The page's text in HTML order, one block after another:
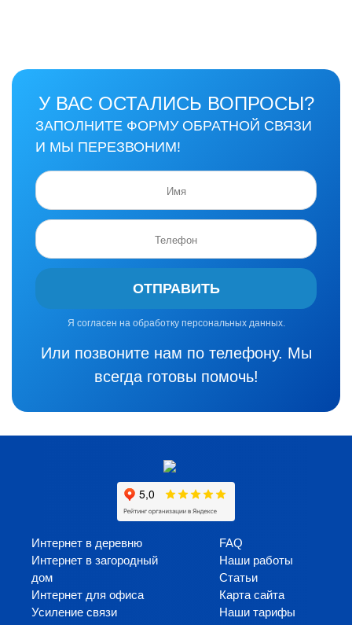
У ВАС ОСТАЛИСЬ ВОПРОСЫ?
ЗАПОЛНИТЕ ФОРМУ ОБРАТНОЙ СВЯЗИ
И МЫ ПЕРЕЗВОНИМ!
ОТПРАВИТЬ
Я согласен на обработку персональных данных.
Или позвоните нам по телефону. Мы
всегда готовы помочь!
Интернет в деревню
Интернет в загородный
дом
Интернет для офиса
Усиление связи
FAQ
Наши работы
Статьи
Карта сайта
Наши тарифы